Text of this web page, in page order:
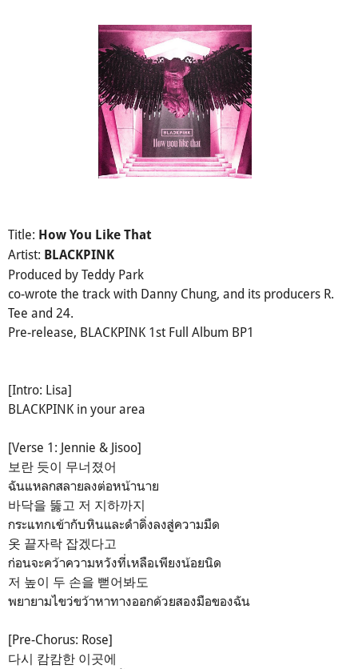
Title: How You Like That
Artist: BLACKPINK
Produced by Teddy Park
co-wrote the track with Danny Chung, and its producers R.
Tee and 24.
Pre-release, BLACKPINK 1st Full Album BP1
[Intro: Lisa]
BLACKPINK in your area
[Verse 1: Jennie & Jisoo]
보란 듯이 무너졌어
ฉันแหลกสลายลงต่อหน้านาย
바닥을 뚫고 저 지하까지
กระแทกเข้ากับหินและดำดิ่งลงสู่ความมืด
옷 끝자락 잡겠다고
ก่อนจะคว้าความหวังที่เหลือเพียงน้อยนิด
저 높이 두 손을 뻗어봐도
พยายามไขว่ขว้าหาทางออกด้วยสองมือของฉัน
[Pre-Chorus: Rose]
다시 캄캄한 이곳에